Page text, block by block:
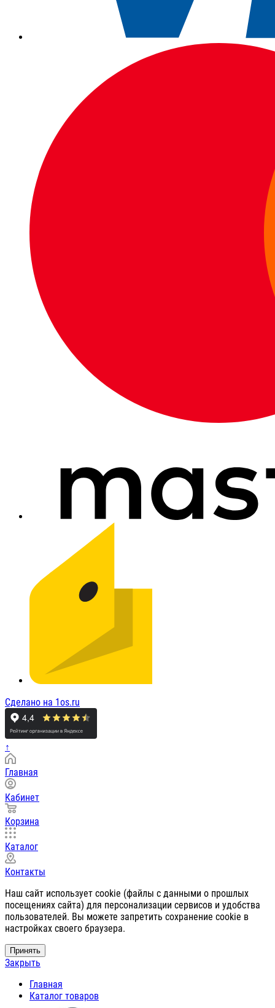
Сделано на 1os.ru
↑
Главная
Кабинет
Корзина
Каталог
Контакты
Наш сайт использует cookie (файлы с данными о прошлых
посещениях сайта) для персонализации сервисов и удобства
пользователей. Вы можете запретить сохранение cookie в
настройках своего браузера.
Принять
Закрыть
Главная
Каталог товаров